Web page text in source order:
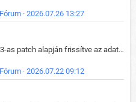
· 2026.07.26 13:27
Kártya változások a 36.0.3-as patch alapján frissítve az adatbázisban (képek is cserélve).
· 2026.07.22 09:12